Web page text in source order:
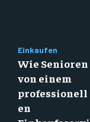
Einkaufen
Wie Senioren
von einem
professionell
en